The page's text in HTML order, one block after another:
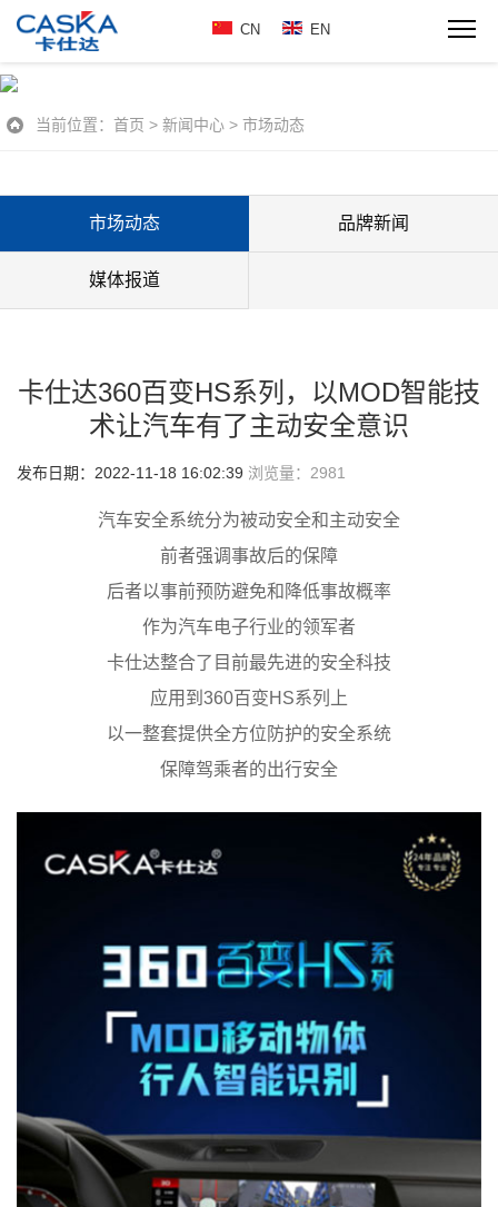
CN EN
当前位置： 首页 > 新闻中心 > 市场动态
市场动态 品牌新闻
媒体报道
卡仕达360百变HS系列，以MOD智能技
术让汽车有了主动安全意识
发布日期：2022-11-18 16:02:39 浏览量： 2981
汽车安全系统分为被动安全和主动安全
前者强调事故后的保障
后者以事前预防避免和降低事故概率
作为汽车电子行业的领军者
卡仕达整合了目前最先进的安全科技
应用到360百变HS系列上
以一整套提供全方位防护的安全系统
保障驾乘者的出行安全